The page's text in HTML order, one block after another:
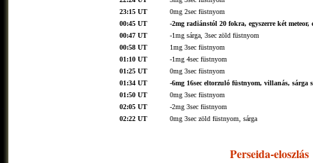
23:15 UT
0mg 2sec füstnyom
00:45 UT
-2mg radiánstól 20 fokra, egyszerre két meteor,
00:47 UT
-1mg sárga, 3sec zöld füstnyom
00:58 UT
1mg 3sec füstnyom
01:10 UT
-1mg 4sec füstnyom
01:25 UT
0mg 3sec füstnyom
01:34 UT
-6mg 16sec eltorzuló füstnyom, villanás, sárga
01:50 UT
0mg 3sec füstnyom
02:05 UT
-2mg 3sec füstnyom
02:22 UT
0mg 3sec zöld füstnyom, sárga
Perseida-eloszlás